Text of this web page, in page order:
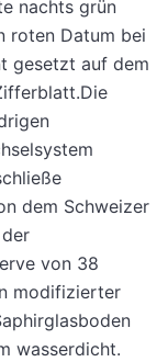
nachts grün
roten Datum bei
gesetzt auf dem
dem Schweizer
von 38
modifizierter
wasserdicht.